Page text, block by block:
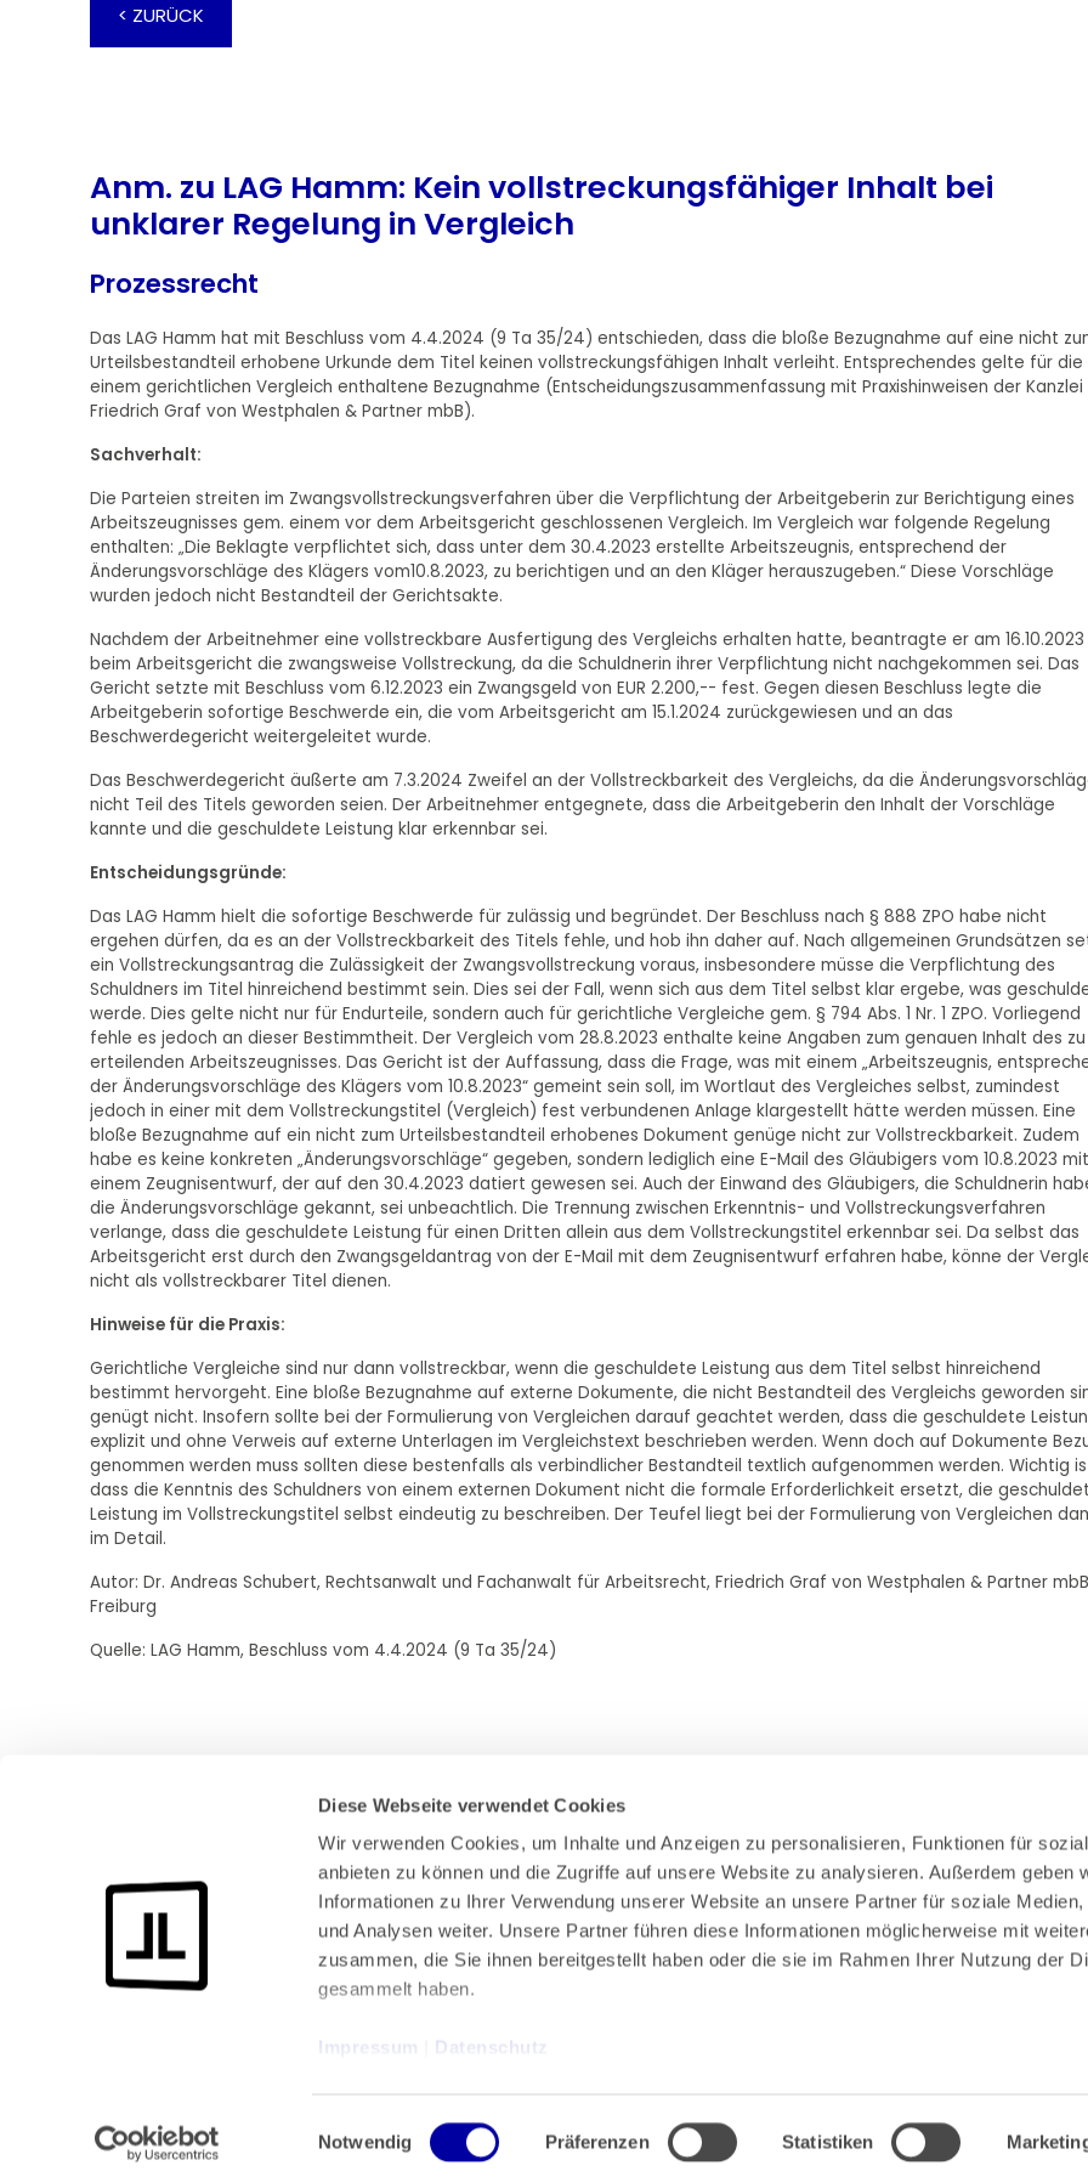
Diese Webseite verwendet Cookies
Wir verwenden Cookies, um Inhalte und Anzeigen zu personalisieren, Funktionen für
anbieten zu können und die Zugriffe auf unsere Website zu analysieren. Außerdem geben
Informationen zu Ihrer Verwendung unserer Website an unsere Partner für soziale Medien,
und Analysen weiter. Unsere Partner führen diese Informationen möglicherweise mit
zusammen, die Sie ihnen bereitgestellt haben oder die sie im Rahmen Ihrer Nutzung der
gesammelt haben.
Impressum Datenschutz
Einwilligungsauswahl
Notwendig Präferenzen Statistiken
< ZURÜCK
Anm. zu LAG Hamm: Kein vollstreckungsfähiger Inhalt bei
unklarer Regelung in Vergleich
Prozessrecht
Das LAG Hamm hat mit Beschluss vom 4.4.2024 (9 Ta 35/24) entschieden, dass die bloße Bezugnahme auf eine nicht
Urteilsbestandteil erhobene Urkunde dem Titel keinen vollstreckungsfähigen Inhalt verleiht. Entsprechendes gelte für die
einem gerichtlichen Vergleich enthaltene Bezugnahme (Entscheidungszusammenfassung mit Praxishinweisen der Kanzlei
Friedrich Graf von Westphalen & Partner mbB).
Sachverhalt:
Die Parteien streiten im Zwangsvollstreckungsverfahren über die Verpflichtung der Arbeitgeberin zur Berichtigung eines
Arbeitszeugnisses gem. einem vor dem Arbeitsgericht geschlossenen Vergleich. Im Vergleich war folgende Regelung
enthalten: „Die Beklagte verpflichtet sich, dass unter dem 30.4.2023 erstellte Arbeitszeugnis, entsprechend der
Änderungsvorschläge des Klägers vom10.8.2023, zu berichtigen und an den Kläger herauszugeben.“ Diese Vorschläge
wurden jedoch nicht Bestandteil der Gerichtsakte.
Nachdem der Arbeitnehmer eine vollstreckbare Ausfertigung des Vergleichs erhalten hatte, beantragte er am 16.10.2023
beim Arbeitsgericht die zwangsweise Vollstreckung, da die Schuldnerin ihrer Verpflichtung nicht nachgekommen sei. Das
Gericht setzte mit Beschluss vom 6.12.2023 ein Zwangsgeld von EUR 2.200,-- fest. Gegen diesen Beschluss legte die
Arbeitgeberin sofortige Beschwerde ein, die vom Arbeitsgericht am 15.1.2024 zurückgewiesen und an das
Beschwerdegericht weitergeleitet wurde.
Das Beschwerdegericht äußerte am 7.3.2024 Zweifel an der Vollstreckbarkeit des Vergleichs, da die
nicht Teil des Titels geworden seien. Der Arbeitnehmer entgegnete, dass die Arbeitgeberin den Inhalt der Vorschläge
kannte und die geschuldete Leistung klar erkennbar sei.
Entscheidungsgründe:
Das LAG Hamm hielt die sofortige Beschwerde für zulässig und begründet. Der Beschluss nach § 888 ZPO habe nicht
ergehen dürfen, da es an der Vollstreckbarkeit des Titels fehle, und hob ihn daher auf. Nach allgemeinen Grundsätzen
ein Vollstreckungsantrag die Zulässigkeit der Zwangsvollstreckung voraus, insbesondere müsse die Verpflichtung des
Schuldners im Titel hinreichend bestimmt sein. Dies sei der Fall, wenn sich aus dem Titel selbst klar ergebe, was
werde. Dies gelte nicht nur für Endurteile, sondern auch für gerichtliche Vergleiche gem. § 794 Abs. 1 Nr. 1 ZPO. Vorliegend
fehle es jedoch an dieser Bestimmtheit. Der Vergleich vom 28.8.2023 enthalte keine Angaben zum genauen Inhalt des zu
erteilenden Arbeitszeugnisses. Das Gericht ist der Auffassung, dass die Frage, was mit einem „Arbeitszeugnis,
der Änderungsvorschläge des Klägers vom 10.8.2023“ gemeint sein soll, im Wortlaut des Vergleiches selbst, zumindest
jedoch in einer mit dem Vollstreckungstitel (Vergleich) fest verbundenen Anlage klargestellt hätte werden müssen. Eine
bloße Bezugnahme auf ein nicht zum Urteilsbestandteil erhobenes Dokument genüge nicht zur Vollstreckbarkeit. Zudem
habe es keine konkreten „Änderungsvorschläge“ gegeben, sondern lediglich eine E-Mail des Gläubigers vom 10.8.2023 mit
einem Zeugnisentwurf, der auf den 30.4.2023 datiert gewesen sei. Auch der Einwand des Gläubigers, die Schuldnerin
die Änderungsvorschläge gekannt, sei unbeachtlich. Die Trennung zwischen Erkenntnis- und Vollstreckungsverfahren
verlange, dass die geschuldete Leistung für einen Dritten allein aus dem Vollstreckungstitel erkennbar sei. Da selbst das
Arbeitsgericht erst durch den Zwangsgeldantrag von der E-Mail mit dem Zeugnisentwurf erfahren habe, könne der
nicht als vollstreckbarer Titel dienen.
Hinweise für die Praxis:
Gerichtliche Vergleiche sind nur dann vollstreckbar, wenn die geschuldete Leistung aus dem Titel selbst hinreichend
bestimmt hervorgeht. Eine bloße Bezugnahme auf externe Dokumente, die nicht Bestandteil des Vergleichs geworden
genügt nicht. Insofern sollte bei der Formulierung von Vergleichen darauf geachtet werden, dass die geschuldete
explizit und ohne Verweis auf externe Unterlagen im Vergleichstext beschrieben werden. Wenn doch auf Dokumente
genommen werden muss sollten diese bestenfalls als verbindlicher Bestandteil textlich aufgenommen werden. Wichtig
dass die Kenntnis des Schuldners von einem externen Dokument nicht die formale Erforderlichkeit ersetzt, die
Leistung im Vollstreckungstitel selbst eindeutig zu beschreiben. Der Teufel liegt bei der Formulierung von Vergleichen
im Detail.
Autor: Dr. Andreas Schubert, Rechtsanwalt und Fachanwalt für Arbeitsrecht, Friedrich Graf von Westphalen & Partner
Freiburg
Quelle: LAG Hamm, Beschluss vom 4.4.2024 (9 Ta 35/24)
Bundeskanzlerplatz 2
53113 Bonn
Datenschutz
Zahlung & Versand
Rücksendungen/Widerrufsbelehrung
Muster Widerrufsformular (PDF)